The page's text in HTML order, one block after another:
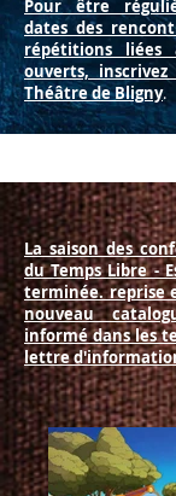
Pour être
dates des
répétitions
ouverts,inscrivez
Théâtre de Bligny.
La saison des
du Temps Libre -
terminée. reprise
nouveau
informé dans les
lettre